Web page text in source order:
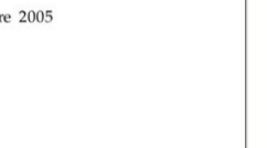
Enjoy Open